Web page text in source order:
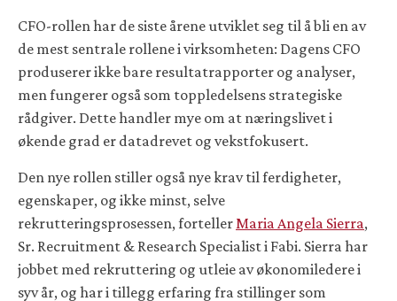
CFO-rollen har de siste årene utviklet seg til å bli en av
de mest sentrale rollene i virksomheten: Dagens CFO
produserer ikke bare resultatrapporter og analyser,
men fungerer også som toppledelsens strategiske
rådgiver. Dette handler mye om at næringslivet i
økende grad er datadrevet og vekstfokusert.
Den nye rollen stiller også nye krav til ferdigheter,
egenskaper, og ikke minst, selve
rekrutteringsprosessen, fortellerMaria Angela Sierra,
Sr. Recruitment & Research Specialist i Fabi. Sierra har
jobbet med rekruttering og utleie av økonomiledere i
syv år, og har i tillegg erfaring fra stillinger som